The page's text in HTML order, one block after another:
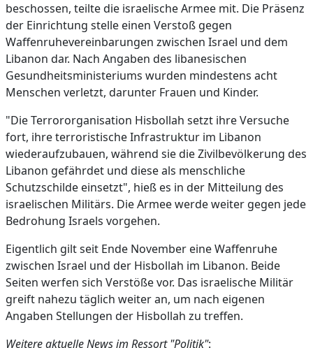
beschossen, teilte die israelische Armee mit. Die Präsenz
der Einrichtung stelle einen Verstoß gegen
Waffenruhevereinbarungen zwischen Israel und dem
Libanon dar. Nach Angaben des libanesischen
Gesundheitsministeriums wurden mindestens acht
Menschen verletzt, darunter Frauen und Kinder.
"Die Terrororganisation Hisbollah setzt ihre Versuche
fort, ihre terroristische Infrastruktur im Libanon
wiederaufzubauen, während sie die Zivilbevölkerung des
Libanon gefährdet und diese als menschliche
Schutzschilde einsetzt", hieß es in der Mitteilung des
israelischen Militärs. Die Armee werde weiter gegen jede
Bedrohung Israels vorgehen.
Eigentlich gilt seit Ende November eine Waffenruhe
zwischen Israel und der Hisbollah im Libanon. Beide
Seiten werfen sich Verstöße vor. Das israelische Militär
greift nahezu täglich weiter an, um nach eigenen
Angaben Stellungen der Hisbollah zu treffen.
Weitere aktuelle News im Ressort "Politik":